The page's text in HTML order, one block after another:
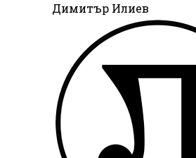
Димитър Илиев